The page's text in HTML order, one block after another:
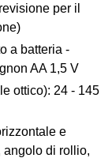
per il
a batteria -
AA 1,5 V
ottico): 24 - 145
e
angolo di rollio,